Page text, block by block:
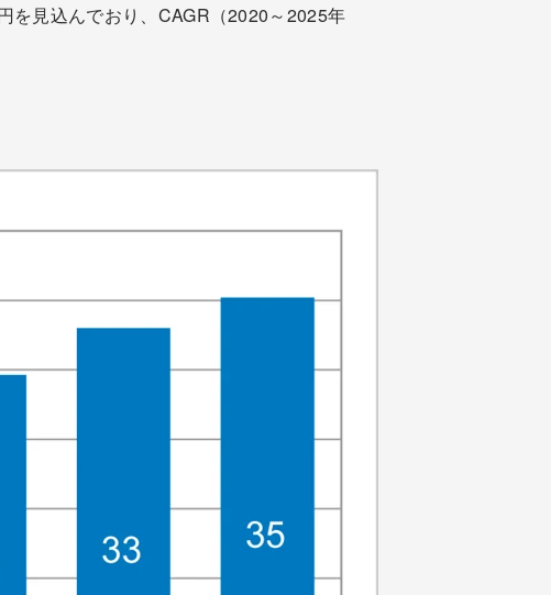
を見込んでおり、CAGR（2020～2025年